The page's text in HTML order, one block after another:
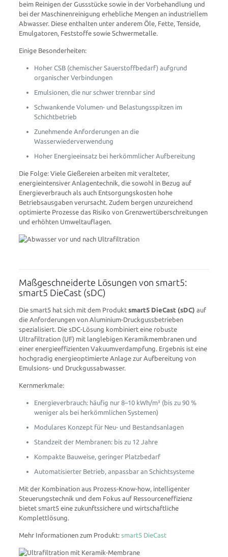
beim Reinigen der Gussstücke sowie in der Vorbehandlung und
bei der Maschinenreinigung erhebliche Mengen an industriellem
Abwasser. Diese enthalten unter anderem Öle, Fette, Tenside,
Emulgatoren, Feststoffe sowie Schwermetalle.
Einige Besonderheiten:
Hoher CSB (chemischer Sauerstoffbedarf) aufgrund
organischer Verbindungen
Emulsionen, die nur schwer trennbar sind
Schwankende Volumen- und Belastungsspitzen im
Schichtbetrieb
Zunehmende Anforderungen an die
Wasserwiederverwendung
Hoher Energieeinsatz bei herkömmlicher Aufbereitung
Die Folge: Viele Gießereien arbeiten mit veralteter,
energieintensiver Anlagentechnik, die sowohl in Bezug auf
Energieverbrauch als auch Entsorgungskosten hohe
Betriebsausgaben verursacht. Zudem bergen unzureichend
optimierte Prozesse das Risiko von Grenzwertüberschreitungen
und erhöhten Umweltauflagen.
Maßgeschneiderte Lösungen von smart5:
smart5 DieCast (sDC)
Die smart5 hat sich mit dem Produkt smart5 DieCast (sDC) auf
die Anforderungen von Aluminium-Druckgussbetrieben
spezialisiert. Die sDC-Lösung kombiniert eine robuste
Ultrafiltration (UF) mit langlebigen Keramikmembranen und
einer energieeffizienten Vakuumverdampfung. Ergebnis ist eine
hochgradig energieoptimierte Anlage zur Aufbereitung von
Emulsions- und Druckgussabwasser.
Kernmerkmale:
Energieverbrauch: häufig nur 8–10 kWh/m³ (bis zu 90 %
weniger als bei herkömmlichen Systemen)
Modulares Konzept für Neu- und Bestandsanlagen
Standzeit der Membranen: bis zu 12 Jahre
Kompakte Bauweise, geringer Platzbedarf
Automatisierter Betrieb, anpassbar an Schichtsysteme
Mit der Kombination aus Prozess-Know-how, intelligenter
Steuerungstechnik und dem Fokus auf Ressourceneffizienz
bietet smart5 eine zukunftssichere und wirtschaftliche
Komplettlösung.
Mehr Informationen zum Produkt: smart5 DieCast